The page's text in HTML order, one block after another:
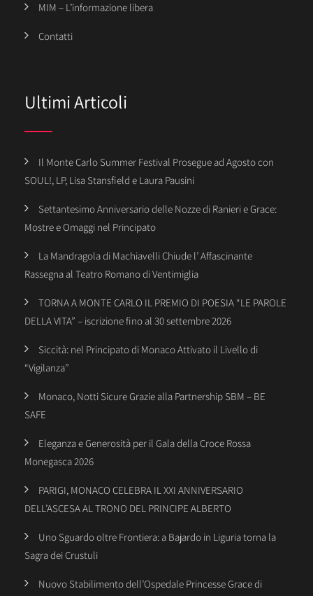
MIM – L’informazione libera
Contatti
Ultimi Articoli
Il Monte Carlo Summer Festival Prosegue ad Agosto con
SOUL!, LP, Lisa Stansfield e Laura Pausini
Settantesimo Anniversario delle Nozze di Ranieri e Grace:
Mostre e Omaggi nel Principato
La Mandragola di Machiavelli Chiude l’ Affascinante
Rassegna al Teatro Romano di Ventimiglia
TORNA A MONTE CARLO IL PREMIO DI POESIA “LE PAROLE
DELLA VITA” – iscrizione fino al 30 settembre 2026
Siccità: nel Principato di Monaco Attivato il Livello di
“Vigilanza”
Monaco, Notti Sicure Grazie alla Partnership SBM – BE
SAFE
Eleganza e Generosità per il Gala della Croce Rossa
Monegasca 2026
PARIGI, MONACO CELEBRA IL XXI ANNIVERSARIO
DELL’ASCESA AL TRONO DEL PRINCIPE ALBERTO
Uno Sguardo oltre Frontiera: a Bajardo in Liguria torna la
Sagra dei Crustuli
Nuovo Stabilimento dell’Ospedale Princesse Grace di